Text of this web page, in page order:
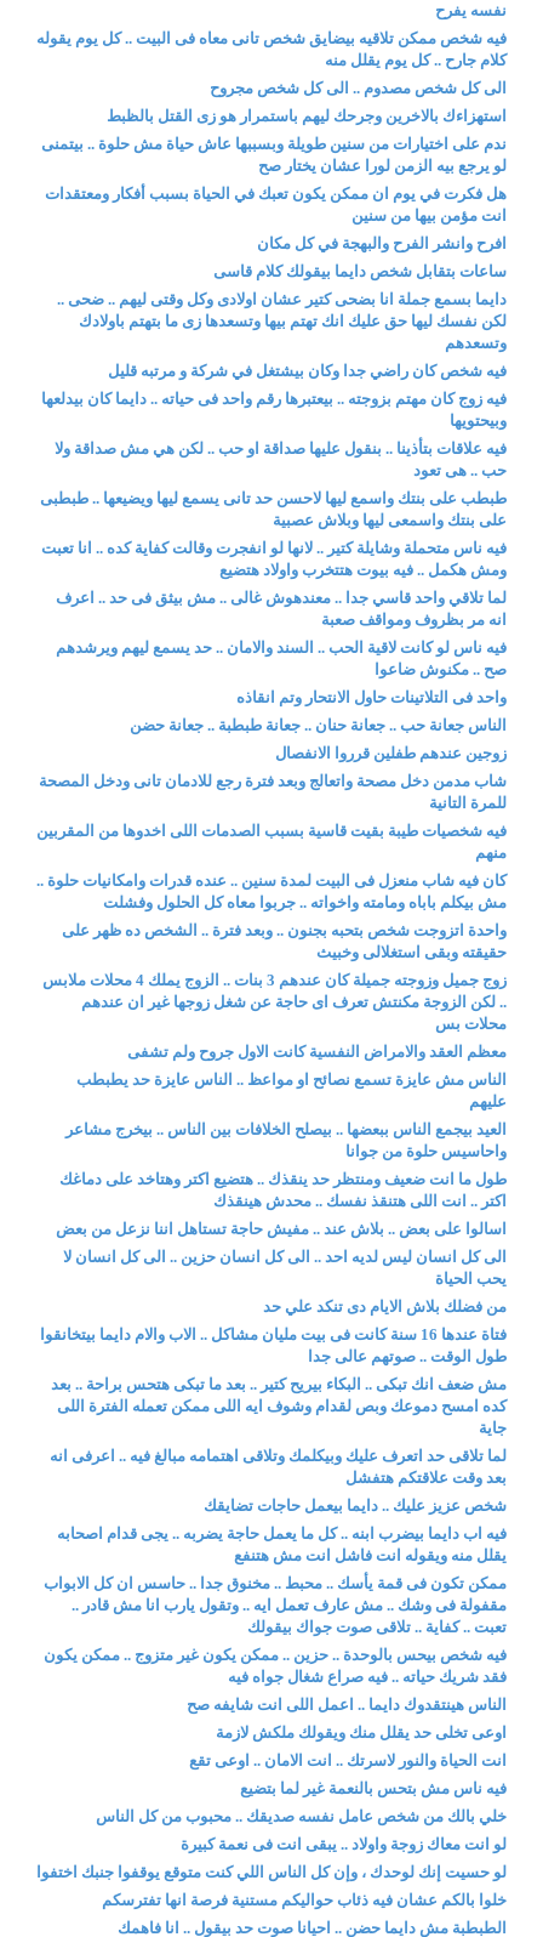
نفسه يفرح
فيه شخص ممكن تلاقيه بيضايق شخص تانى معاه فى البيت .. كل يوم يقوله
كلام جارح .. كل يوم يقلل منه
الى كل شخص مصدوم .. الى كل شخص مجروح
استهزاءك بالاخرين وجرحك ليهم باستمرار هو زى القتل بالظبط
ندم على اختيارات من سنين طويلة وبسببها عاش حياة مش حلوة .. بيتمنى
لو يرجع بيه الزمن لورا عشان يختار صح
هل فكرت في يوم ان ممكن يكون تعبك في الحياة بسبب أفكار ومعتقدات
انت مؤمن بيها من سنين
افرح وانشر الفرح والبهجة في كل مكان
ساعات بتقابل شخص دايما بيقولك كلام قاسى
دايما بسمع جملة انا بضحى كتير عشان اولادى وكل وقتى ليهم .. ضحى ..
لكن نفسك ليها حق عليك انك تهتم بيها وتسعدها زى ما بتهتم باولادك
وتسعدهم
فيه شخص كان راضي جدا وكان بيشتغل في شركة و مرتبه قليل
فيه زوج كان مهتم بزوجته .. بيعتبرها رقم واحد فى حياته .. دايما كان بيدلعها
وبيحتويها
فيه علاقات بتأذينا .. بنقول عليها صداقة او حب .. لكن هي مش صداقة ولا
حب .. هى تعود
طبطب على بنتك واسمع ليها لاحسن حد تانى يسمع ليها ويضيعها .. طبطبى
على بنتك واسمعى ليها وبلاش عصبية
فيه ناس متحملة وشايلة كتير .. لانها لو انفجرت وقالت كفاية كده .. انا تعبت
ومش هكمل .. فيه بيوت هتتخرب واولاد هتضيع
لما تلاقي واحد قاسي جدا .. معندهوش غالى .. مش بيثق فى حد .. اعرف
انه مر بظروف ومواقف صعبة
فيه ناس لو كانت لاقية الحب .. السند والامان .. حد يسمع ليهم ويرشدهم
صح .. مكنوش ضاعوا
واحد فى التلاتينات حاول الانتحار وتم انقاذه
الناس جعانة حب .. جعانة حنان .. جعانة طبطبة .. جعانة حضن
زوجين عندهم طفلين قرروا الانفصال
شاب مدمن دخل مصحة واتعالج وبعد فترة رجع للادمان تانى ودخل المصحة
للمرة التانية
فيه شخصيات طيبة بقيت قاسية بسبب الصدمات اللى اخدوها من المقربين
منهم
كان فيه شاب منعزل فى البيت لمدة سنين .. عنده قدرات وامكانيات حلوة ..
مش بيكلم باباه ومامته واخواته .. جربوا معاه كل الحلول وفشلت
واحدة اتزوجت شخص بتحبه بجنون .. وبعد فترة .. الشخص ده ظهر على
حقيقته وبقى استغلالى وخبيث
زوج جميل وزوجته جميلة كان عندهم 3 بنات .. الزوج يملك 4 محلات ملابس
.. لكن الزوجة مكنتش تعرف اى حاجة عن شغل زوجها غير ان عندهم
محلات بس
معظم العقد والامراض النفسية كانت الاول جروح ولم تشفى
الناس مش عايزة تسمع نصائح او مواعظ .. الناس عايزة حد يطبطب
عليهم
العيد بيجمع الناس ببعضها .. بيصلح الخلافات بين الناس .. بيخرج مشاعر
واحاسيس حلوة من جوانا
طول ما انت ضعيف ومنتظر حد ينقذك .. هتضيع اكتر وهتاخد على دماغك
اكتر .. انت اللى هتنقذ نفسك .. محدش هينقذك
اسالوا على بعض .. بلاش عند .. مفيش حاجة تستاهل اننا نزعل من بعض
الى كل انسان ليس لديه احد .. الى كل انسان حزين .. الى كل انسان لا
يحب الحياة
من فضلك بلاش الايام دى تنكد علي حد
فتاة عندها 16 سنة كانت فى بيت مليان مشاكل .. الاب والام دايما بيتخانقوا
طول الوقت .. صوتهم عالى جدا
مش ضعف انك تبكى .. البكاء بيريح كتير .. بعد ما تبكى هتحس براحة .. بعد
كده امسح دموعك وبص لقدام وشوف ايه اللى ممكن تعمله الفترة اللى
جاية
لما تلاقى حد اتعرف عليك وبيكلمك وتلاقى اهتمامه مبالغ فيه .. اعرفى انه
بعد وقت علاقتكم هتفشل
شخص عزيز عليك .. دايما بيعمل حاجات تضايقك
فيه اب دايما بيضرب ابنه .. كل ما يعمل حاجة يضربه .. يجى قدام اصحابه
يقلل منه ويقوله انت فاشل انت مش هتنفع
ممكن تكون فى قمة يأسك .. محبط .. مخنوق جدا .. حاسس ان كل الابواب
مقفولة فى وشك .. مش عارف تعمل ايه .. وتقول يارب انا مش قادر ..
تعبت .. كفاية .. تلاقى صوت جواك بيقولك
فيه شخص بيحس بالوحدة .. حزين .. ممكن يكون غير متزوج .. ممكن يكون
فقد شريك حياته .. فيه صراع شغال جواه فيه
الناس هينتقدوك دايما .. اعمل اللى انت شايفه صح
اوعى تخلى حد يقلل منك ويقولك ملكش لازمة
انت الحياة والنور لاسرتك .. انت الامان .. اوعى تقع
فيه ناس مش بتحس بالنعمة غير لما بتضيع
خلي بالك من شخص عامل نفسه صديقك .. محبوب من كل الناس
لو انت معاك زوجة واولاد .. يبقى انت فى نعمة كبيرة
لو حسيت إنك لوحدك ، وإن كل الناس اللي كنت متوقع يوقفوا جنبك اختفوا
خلوا بالكم عشان فيه ذئاب حواليكم مستنية فرصة انها تفترسكم
الطبطبة مش دايما حضن .. احيانا صوت حد بيقول .. انا فاهمك